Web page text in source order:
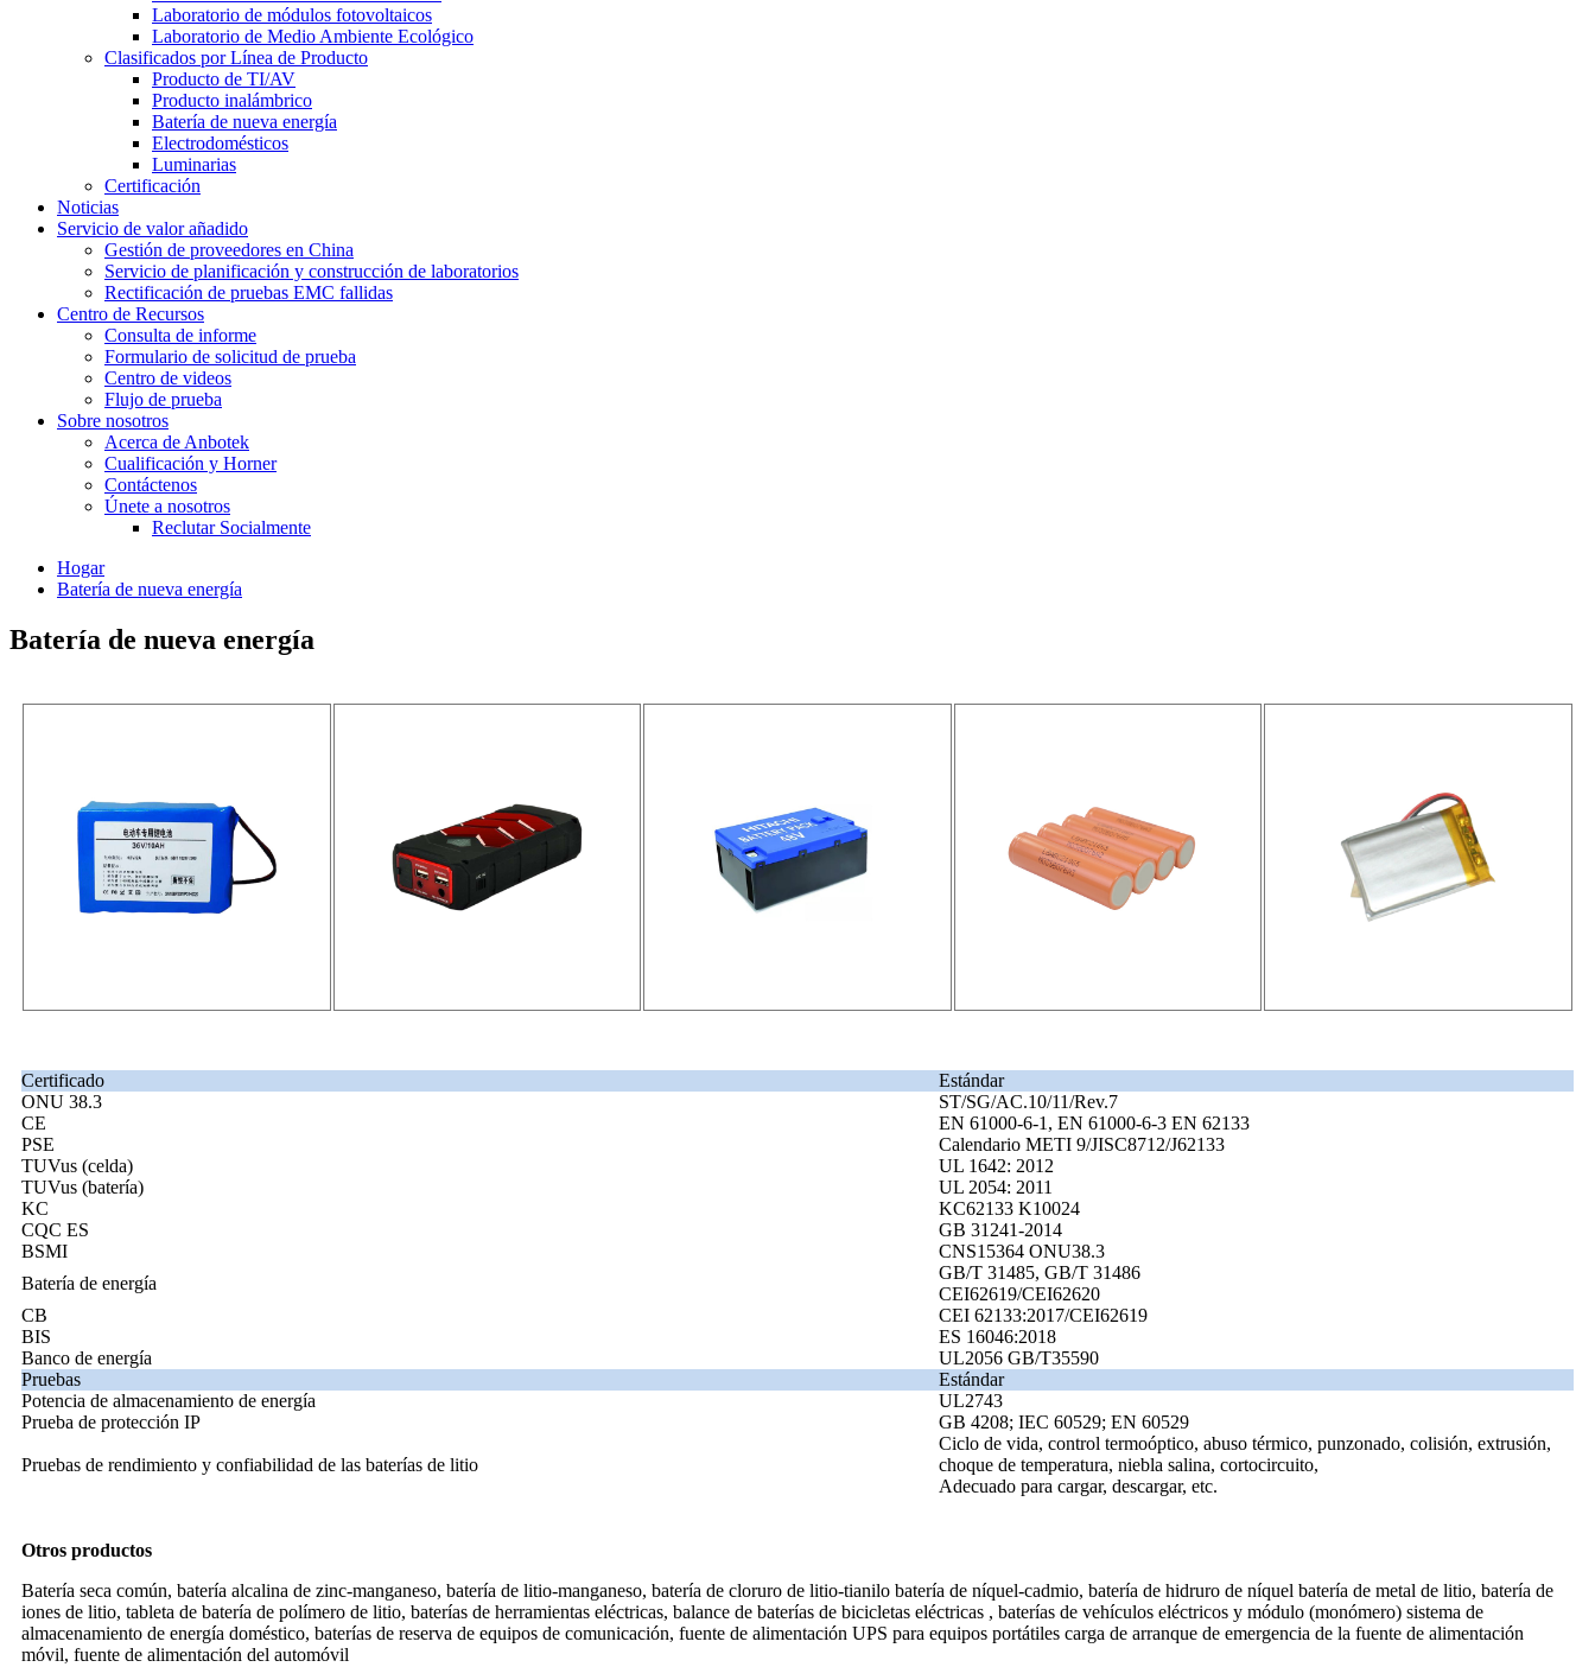
Laboratorio de módulos fotovoltaicos
Laboratorio de Medio Ambiente Ecológico
Clasificados por Línea de Producto
Producto de TI/AV
Producto inalámbrico
Batería de nueva energía
Electrodomésticos
Luminarias
Certificación
Noticias
Servicio de valor añadido
Gestión de proveedores en China
Servicio de planificación y construcción de laboratorios
Rectificación de pruebas EMC fallidas
Centro de Recursos
Consulta de informe
Formulario de solicitud de prueba
Centro de videos
Flujo de prueba
Sobre nosotros
Acerca de Anbotek
Cualificación y Horner
Contáctenos
Únete a nosotros
Reclutar Socialmente
Hogar
Batería de nueva energía
Batería de nueva energía
Certificado
Estándar
ONU 38.3
ST/SG/AC.10/11/Rev.7
CE
EN 61000-6-1, EN 61000-6-3 EN 62133
PSE
Calendario METI 9/JISC8712/J62133
TUVus (celda)
UL 1642: 2012
TUVus (batería)
UL 2054: 2011
KC
KC62133 K10024
CQC ES
GB 31241-2014
BSMI
CNS15364 ONU38.3
Batería de energía
GB/T 31485, GB/T 31486
CEI62619/CEI62620
CB
CEI 62133:2017/CEI62619
BIS
ES 16046:2018
Banco de energía
UL2056 GB/T35590
Pruebas
Estándar
Potencia de almacenamiento de energía
UL2743
Prueba de protección IP
GB 4208; IEC 60529; EN 60529
Pruebas de rendimiento y confiabilidad de las baterías de litio
Ciclo de vida, control termoóptico, abuso térmico, punzonado, colisión, extrusión,
choque de temperatura, niebla salina, cortocircuito,
Adecuado para cargar, descargar, etc.
Otros productos
Batería seca común, batería alcalina de zinc-manganeso, batería de litio-manganeso, batería de cloruro de litio-tianilo batería de níquel-cadmio, batería de hidruro de níquel batería de metal de litio, batería de
iones de litio, tableta de batería de polímero de litio, baterías de herramientas eléctricas, balance de baterías de bicicletas eléctricas , baterías de vehículos eléctricos y módulo (monómero) sistema de
almacenamiento de energía doméstico, baterías de reserva de equipos de comunicación, fuente de alimentación UPS para equipos portátiles carga de arranque de emergencia de la fuente de alimentación
móvil, fuente de alimentación del automóvil